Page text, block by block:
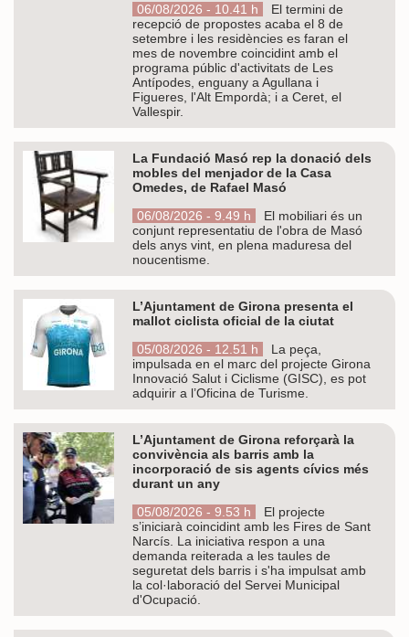
06/08/2026 - 10.41 h
El termini de
recepció de propostes acaba el 8 de
setembre i les residències es faran el
mes de novembre coincidint amb el
programa públic d'activitats de Les
Antípodes, enguany a Agullana i
Figueres, l'Alt Empordà; i a Ceret, el
Vallespir.
La Fundació Masó rep la donació dels
mobles del menjador de la Casa
Omedes, de Rafael Masó
06/08/2026 - 9.49 h
El mobiliari és un
conjunt representatiu de l'obra de Masó
dels anys vint, en plena maduresa del
noucentisme.
L’Ajuntament de Girona presenta el
mallot ciclista oficial de la ciutat
05/08/2026 - 12.51 h
La peça,
impulsada en el marc del projecte Girona
Innovació Salut i Ciclisme (GISC), es pot
adquirir a l’Oficina de Turisme.
L’Ajuntament de Girona reforçarà la
convivència als barris amb la
incorporació de sis agents cívics més
durant un any
05/08/2026 - 9.53 h
El projecte
s’iniciarà coincidint amb les Fires de Sant
Narcís. La iniciativa respon a una
demanda reiterada a les taules de
seguretat dels barris i s'ha impulsat amb
la col·laboració del Servei Municipal
d'Ocupació.